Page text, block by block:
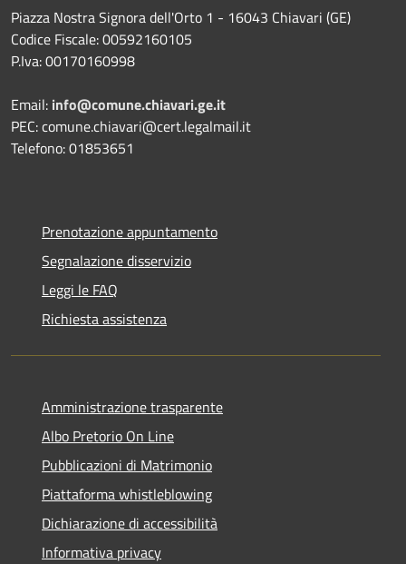
Piazza Nostra Signora dell'Orto 1 - 16043 Chiavari (GE)
Codice Fiscale: 00592160105
P.Iva: 00170160998
Email: info@comune.chiavari.ge.it
PEC: comune.chiavari@cert.legalmail.it
Telefono: 01853651
Prenotazione appuntamento
Segnalazione disservizio
Leggi le FAQ
Richiesta assistenza
Amministrazione trasparente
Albo Pretorio On Line
Pubblicazioni di Matrimonio
Piattaforma whistleblowing
Dichiarazione di accessibilità
Informativa privacy